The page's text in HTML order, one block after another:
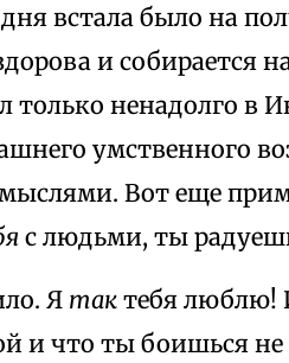
встала было на
и собирается
только ненадолго в
умственного
Вот еще
с людьми, ты
Я так тебя люблю!
и что ты боишься не